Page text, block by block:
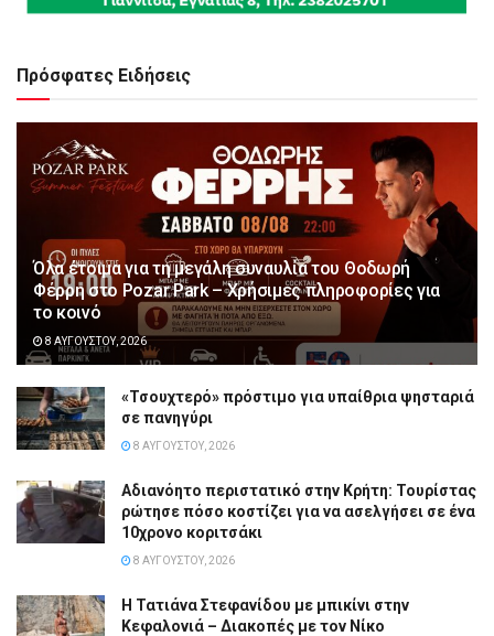
Πρόσφατες Ειδήσεις
Όλα έτοιμα για τη μεγάλη συναυλία του Θοδωρή
Φέρρη στο Pozar Park – Χρήσιμες πληροφορίες για
το κοινό
8 ΑΥΓΟΎΣΤΟΥ, 2026
«Τσουχτερό» πρόστιμο για υπαίθρια ψησταριά
σε πανηγύρι
8 ΑΥΓΟΎΣΤΟΥ, 2026
Αδιανόητο περιστατικό στην Κρήτη: Τουρίστας
ρώτησε πόσο κοστίζει για να ασελγήσει σε ένα
10χρονο κοριτσάκι
8 ΑΥΓΟΎΣΤΟΥ, 2026
Η Τατιάνα Στεφανίδου με μπικίνι στην
Κεφαλονιά – Διακοπές με τον Νίκο